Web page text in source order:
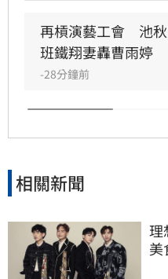
發她通告就會斷手斷
丈，從一週七天通告
再槓演藝工會　池秋
班鐵翔妻轟曹雨婷
-28分鐘前
相關新聞
理
美